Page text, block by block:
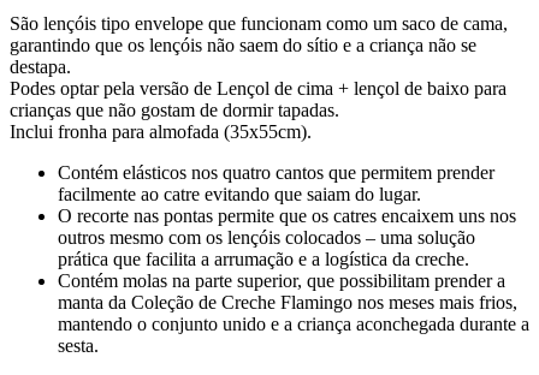
São lençóis tipo envelope que funcionam como um saco de cama,
garantindo que os lençóis não saem do sítio e a criança não se
destapa.
Podes optar pela versão de Lençol de cima + lençol de baixo para
crianças que não gostam de dormir tapadas.
Inclui fronha para almofada (35x55cm).
Contém elásticos nos quatro cantos que permitem prender
facilmente ao catre evitando que saiam do lugar.
O recorte nas pontas permite que os catres encaixem uns nos
outros mesmo com os lençóis colocados – uma solução
prática que facilita a arrumação e a logística da creche.
Contém molas na parte superior, que possibilitam prender a
manta da Coleção de Creche Flamingo nos meses mais frios,
mantendo o conjunto unido e a criança aconchegada durante a
sesta.